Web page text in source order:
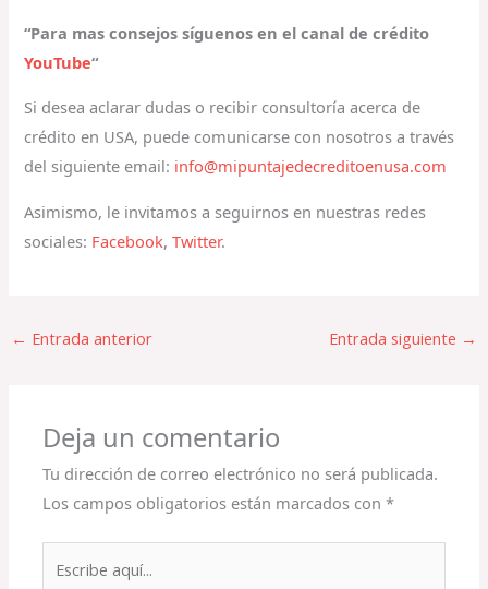
“Para mas consejos síguenos en el canal de crédito
YouTube“
Si desea aclarar dudas o recibir consultoría acerca de
crédito en USA, puede comunicarse con nosotros a través
del siguiente email: info@mipuntajedecreditoenusa.com
Asimismo, le invitamos a seguirnos en nuestras redes
sociales: Facebook,Twitter.
← Entrada anterior Entrada siguiente →
Deja un comentario
Tu dirección de correo electrónico no será publicada.
Los campos obligatorios están marcados con*